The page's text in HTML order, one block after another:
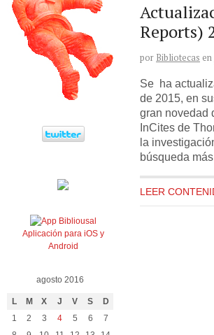
Reports)
por Bibliotecas en
Se ha
de 2015, en
gran novedad
InCites de
la
búsqueda
LEER
Aplicación para iOS y
Android
agosto 2016
L M X J V S D
1 2 3 4 5 6
7